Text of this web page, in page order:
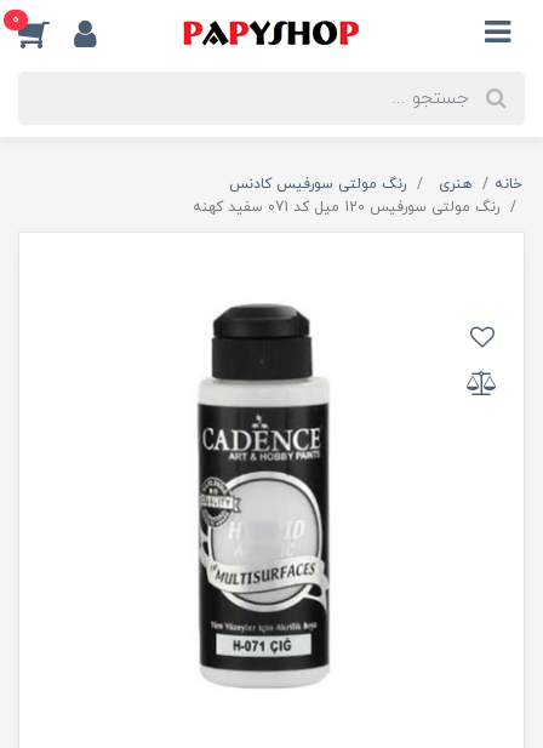
0
خانه هنری
رنگ مولتی سورفیس کادنس
رنگ مولتی سورفیس 120 میل کد 071 سفید کهنه